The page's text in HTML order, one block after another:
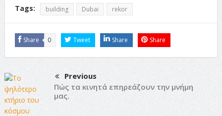
Tags: building Dubai rekor
Share 0 Tweet Share Share
Previous
Πώς τα κινητά επηρεάζουν την μνήμη
μας.